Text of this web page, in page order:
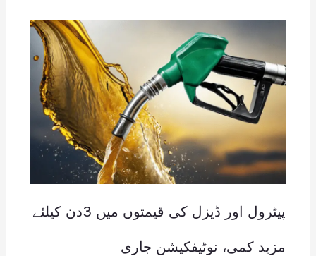
پیٹرول اور ڈیزل کی قیمتوں میں 3دن کیلئے
مزید کمی، نوٹیفکیشن جاری